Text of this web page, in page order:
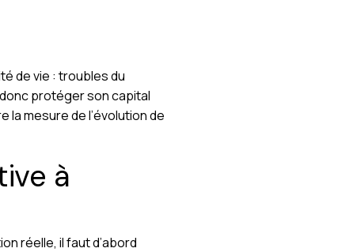
de vie : troubles du
protéger son capital
la mesure de l’évolution de
à
réelle, il faut d’abord